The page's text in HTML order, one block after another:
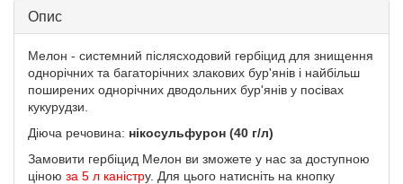
Опис
Мелон - системний післясходовий гербіцид для знищення
однорічних та багаторічних злакових бур'янів і найбільш
поширених однорічних дводольних бур'янів у посівах
кукурудзи.
Діюча речовина: нікосульфурон (40 г/л)
Замовити гербіцид Мелон ви зможете у нас за доступною
ціною за 5 л каністру. Для цього натисніть на кнопку